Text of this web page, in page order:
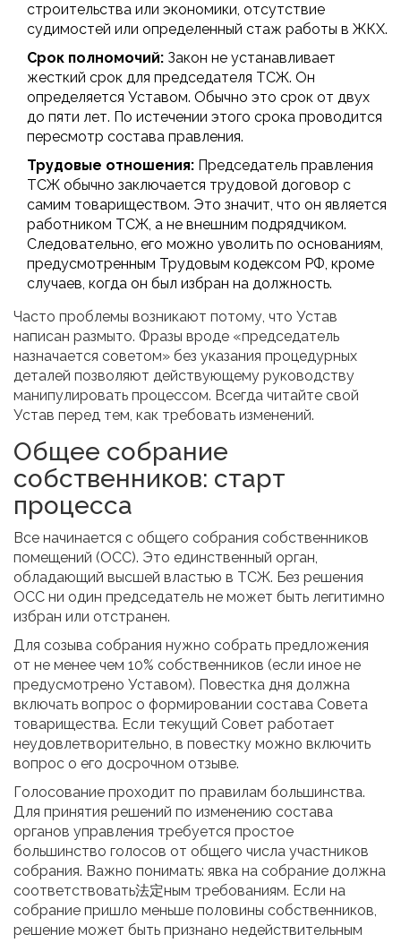
строительства или экономики, отсутствие
судимостей или определенный стаж работы в ЖКХ.
Срок полномочий: Закон не устанавливает
жесткий срок для председателя ТСЖ. Он
определяется Уставом. Обычно это срок от двух
до пяти лет. По истечении этого срока проводится
пересмотр состава правления.
Трудовые отношения: Председатель правления
ТСЖ обычно заключается трудовой договор с
самим товариществом. Это значит, что он является
работником ТСЖ, а не внешним подрядчиком.
Следовательно, его можно уволить по основаниям,
предусмотренным Трудовым кодексом РФ, кроме
случаев, когда он был избран на должность.
Часто проблемы возникают потому, что Устав
написан размыто. Фразы вроде «председатель
назначается советом» без указания процедурных
деталей позволяют действующему руководству
манипулировать процессом. Всегда читайте свой
Устав перед тем, как требовать изменений.
Общее собрание
собственников: старт
процесса
Все начинается с общего собрания собственников
помещений (ОСС). Это единственный орган,
обладающий высшей властью в ТСЖ. Без решения
ОСС ни один председатель не может быть легитимно
избран или отстранен.
Для созыва собрания нужно собрать предложения
от не менее чем 10% собственников (если иное не
предусмотрено Уставом). Повестка дня должна
включать вопрос о формировании состава Совета
товарищества. Если текущий Совет работает
неудовлетворительно, в повестку можно включить
вопрос о его досрочном отзыве.
Голосование проходит по правилам большинства.
Для принятия решений по изменению состава
органов управления требуется простое
большинство голосов от общего числа участников
собрания. Важно понимать: явка на собрание должна
соответствовать法定ным требованиям. Если на
собрание пришло меньше половины собственников,
решение может быть признано недействительным